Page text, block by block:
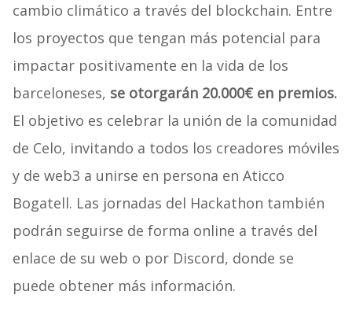
cambio climático a través del blockchain. Entre
los proyectos que tengan más potencial para
impactar positivamente en la vida de los
barceloneses, se otorgarán 20.000€ en premios.
El objetivo es celebrar la unión de la comunidad
de Celo, invitando a todos los creadores móviles
y de web3 a unirse en persona en Aticco
Bogatell. Las jornadas del Hackathon también
podrán seguirse de forma online a través del
enlace de su web o por Discord, donde se
puede obtener más información.